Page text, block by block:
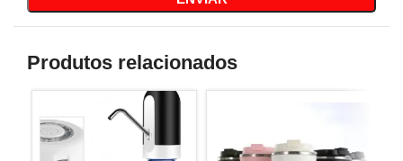
Produtos relacionados